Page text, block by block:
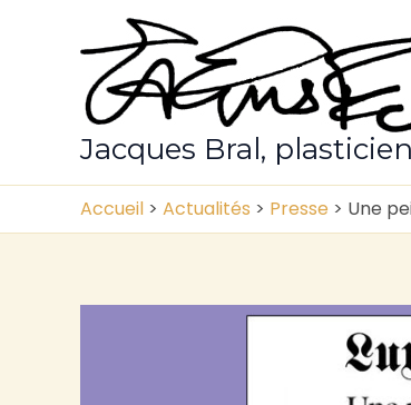
Jacques Bral,
Accueil > Actualités > Presse > Une